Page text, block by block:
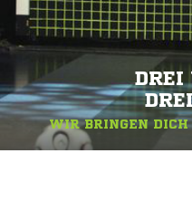
DREI
WIR BRINGEN